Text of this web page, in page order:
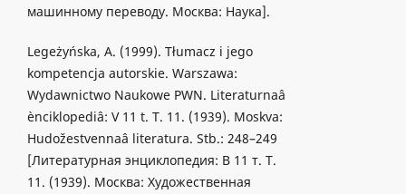
машинному переводу. Москва: Наука].
Legeżyńska, A. (1999). Tłumacz i jego
kompetencja autorskie. Warszawa:
Wydawnictwo Naukowe PWN. Literaturnaâ
ènciklopediâ: V 11 t. T. 11. (1939). Moskva:
Hudožestvennaâ literatura. Stb.: 248–249
[Литературная энциклопедия: В 11 т. Т.
11. (1939). Москва: Художественная